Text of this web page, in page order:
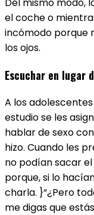
el coche o
incómodo porque
los ojos.
Escuchar en lugar
A los
estudio se les
hablar de sexo
hizo. Cuando les
no podían sacar
porque, si lo
charla. }“¿Pero
me digas que